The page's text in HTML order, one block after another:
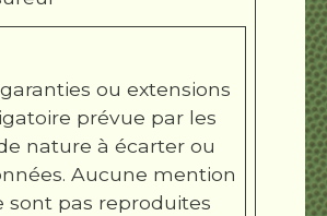
ou extensions
prévue par les
nature à écarter ou
Aucune mention
sont pas reproduites